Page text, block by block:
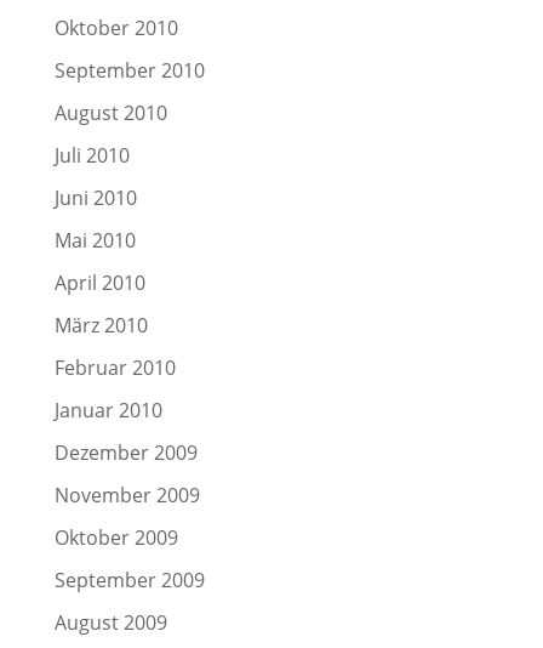
Oktober 2010
September 2010
August 2010
Juli 2010
Juni 2010
Mai 2010
April 2010
März 2010
Februar 2010
Januar 2010
Dezember 2009
November 2009
Oktober 2009
September 2009
August 2009